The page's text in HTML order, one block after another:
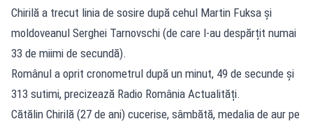
Chirilă a trecut linia de sosire după cehul Martin Fuksa și
moldoveanul Serghei Tarnovschi (de care l-au despărțit numai
33 de miimi de secundă).
Românul a oprit cronometrul după un minut, 49 de secunde și
313 sutimi, precizează Radio România Actualități.
Cătălin Chirilă (27 de ani) cucerise, sâmbătă, medalia de aur pe